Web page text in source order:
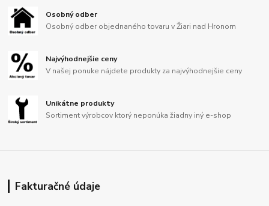
Osobný odber
Osobný odber objednaného tovaru v Žiari nad Hronom
Najvýhodnejšie ceny
V našej ponuke nájdete produkty za najvýhodnejšie ceny
Unikátne produkty
Sortiment výrobcov ktorý neponúka žiadny iný e-shop
Fakturačné údaje